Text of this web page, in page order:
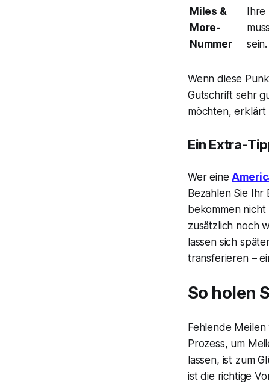
Miles &
More-
Nummer
sein.
Wenn diese
Gutschrift sehr
möchten, erklärt
Ein Extra-
Wer eine
Bezahlen Sie
bekommen
zusätzlich noch
lassen sich
transferieren –
So holen
Fehlende
Prozess, um
lassen, ist zum
ist die richtige